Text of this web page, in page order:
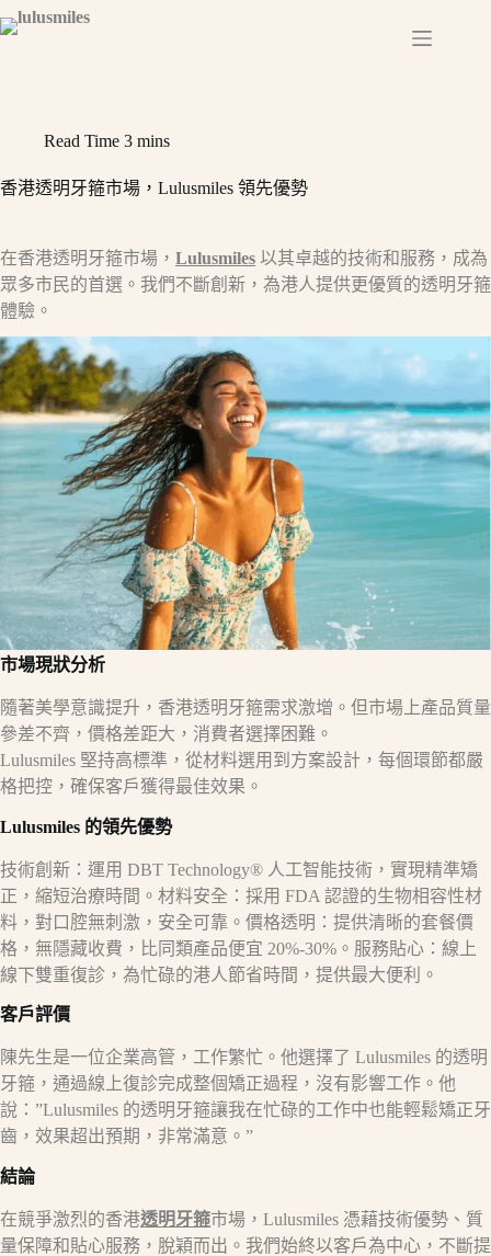
Skip
to
Read Time 3 mins
香港透明牙箍市場，Lulusmiles 領先優勢
在香港透明牙箍市場， Lulusmiles 以其卓越的技術和服務，成為
眾多市民的首選。我們不斷創新，為港人提供更優質的透明牙箍
體驗。
市場現狀分析
隨著美學意識提升，香港透明牙箍需求激增。但市場上產品質量
參差不齊，價格差距大，消費者選擇困難。
Lulusmiles 堅持高標準，從材料選用到方案設計，每個環節都嚴
格把控，確保客戶獲得最佳效果。
Lulusmiles 的領先優勢
技術創新：運用 DBT Technology® 人工智能技術，實現精準矯
正，縮短治療時間。材料安全：採用 FDA 認證的生物相容性材
料，對口腔無刺激，安全可靠。價格透明：提供清晰的套餐價
格，無隱藏收費，比同類產品便宜 20%-30%。服務貼心：線上
線下雙重復診，為忙碌的港人節省時間，提供最大便利。
客戶評價
陳先生是一位企業高管，工作繁忙。他選擇了 Lulusmiles 的透明
牙箍，通過線上復診完成整個矯正過程，沒有影響工作。他
說：”Lulusmiles 的透明牙箍讓我在忙碌的工作中也能輕鬆矯正牙
齒，效果超出預期，非常滿意。”
結論
在競爭激烈的香港透明牙箍市場，Lulusmiles 憑藉技術優勢、質
量保障和貼心服務，脫穎而出。我們始終以客戶為中心，不斷提